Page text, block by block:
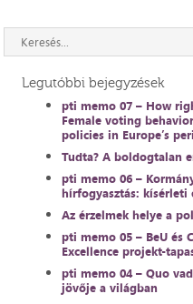
Legutóbbi bejegyzések
pti memo 07 – How
Female voting
policies in Europe’s
Tudta? A boldogtalan
pti memo 06 –
hírfogyasztás: kísérleti
Az érzelmek helye a
pti memo 05 – BeU és
Excellence projekt-
pti memo 04 – Quo
jövője a világban